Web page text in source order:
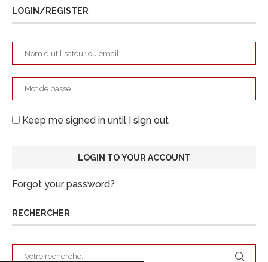
LOGIN/REGISTER
Keep me signed in until I sign out
Forgot your password?
RECHERCHER